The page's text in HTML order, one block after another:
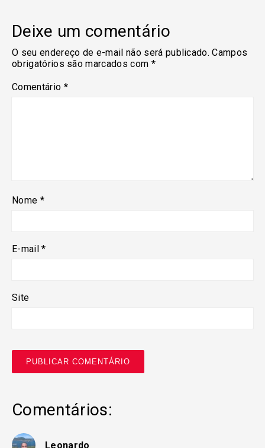
Deixe um comentário
O seu endereço de e-mail não será publicado. Campos
obrigatórios são marcados com *
Comentário *
Nome *
E-mail*
Site
Comentários:
Leonardo